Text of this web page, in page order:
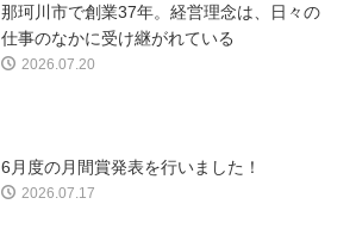
那珂川市で創業37年。経営理念は、日々の
仕事のなかに受け継がれている
2026.07.20
6月度の月間賞発表を行いました！
2026.07.17